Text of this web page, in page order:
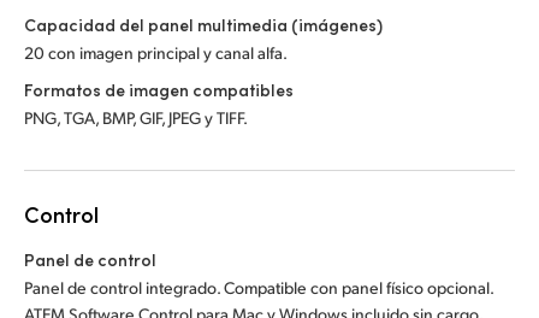
Capacidad del panel multimedia (imágenes)
20 con imagen principal y canal alfa.
Formatos de imagen compatibles
PNG, TGA, BMP, GIF, JPEG y TIFF.
Control
Panel de control
Panel de control integrado. Compatible con panel físico opcional.